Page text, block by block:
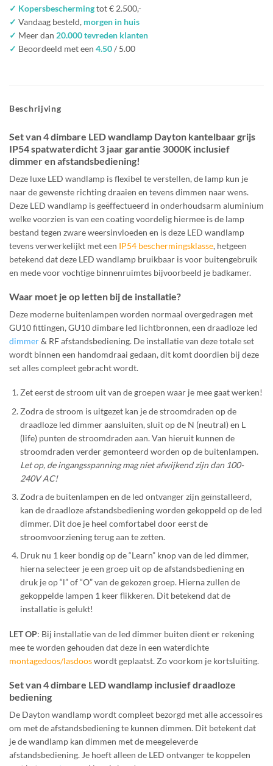
✓ Kopersbeschermingtot € 2.500,-
✓ Vandaag besteld, morgen in huis
✓ Meer dan 20.000 tevreden klanten
✓ Beoordeeld met een 4.50/ 5.00
Beschrijving
Set van 4 dimbare LED wandlamp Dayton kantelbaar grijs
IP54 spatwaterdicht 3 jaar garantie 3000K inclusief
dimmer en afstandsbediening!
Deze luxe LED wandlamp is flexibel te verstellen, de lamp kun je
naar de gewenste richting draaien en tevens dimmen naar wens.
Deze LED wandlamp is geëffectueerd in onderhoudsarm aluminium
welke voorzien is van een coating voordelig hiermee is de lamp
bestand tegen zware weersinvloeden en is deze LED wandlamp
tevens verwerkelijkt met een IP54 beschermingsklasse, hetgeen
betekend dat deze LED wandlamp bruikbaar is voor buitengebruik
en mede voor vochtige binnenruimtes bijvoorbeeld je badkamer.
Waar moet je op letten bij de installatie?
Deze moderne buitenlampen worden normaal overgedragen met
GU10 fittingen, GU10 dimbare led lichtbronnen, een draadloze led
dimmer& RF afstandsbediening. De installatie van deze totale set
wordt binnen een handomdraai gedaan, dit komt doordien bij deze
set alles compleet gebracht wordt.
Zet eerst de stroom uit van de groepen waar je mee gaat werken!
Zodra de stroom is uitgezet kan je de stroomdraden op de
draadloze led dimmer aansluiten, sluit op de N (neutral) en L
(life) punten de stroomdraden aan. Van hieruit kunnen de
stroomdraden verder gemonteerd worden op de buitenlampen.
Let op, de ingangsspanning mag niet afwijkend zijn dan 100-
240V AC!
Zodra de buitenlampen en de led ontvanger zijn geïnstalleerd,
kan de draadloze afstandsbediening worden gekoppeld op de led
dimmer. Dit doe je heel comfortabel door eerst de
stroomvoorziening terug aan te zetten.
Druk nu 1 keer bondig op de “Learn” knop van de led dimmer,
hierna selecteer je een groep uit op de afstandsbediening en
druk je op “l” of “O” van de gekozen groep. Hierna zullen de
gekoppelde lampen 1 keer flikkeren. Dit betekend dat de
installatie is gelukt!
LET OP: Bij installatie van de led dimmer buiten dient er rekening
mee te worden gehouden dat deze in een waterdichte
montagedoos/lasdooswordt geplaatst. Zo voorkom je kortsluiting.
Set van 4 dimbare LED wandlamp inclusief draadloze
bediening
De Dayton wandlamp wordt compleet bezorgd met alle accessoires
om met de afstandsbediening te kunnen dimmen. Dit betekent dat
je de wandlamp kan dimmen met de meegeleverde
afstandsbediening. Je hoeft alleen de LED ontvanger te koppelen